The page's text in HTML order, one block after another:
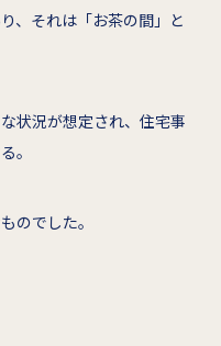
、それは「お茶の間」と
状況が想定され、住宅事
。
のでした。